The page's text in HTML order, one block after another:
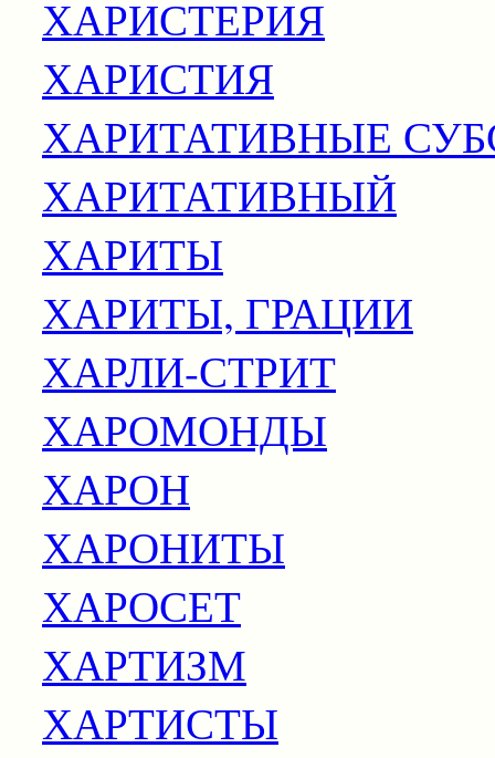
ХАРИСТЕРИЯ
ХАРИСТИЯ
ХАРИТАТИВНЫЕ
ХАРИТАТИВНЫЙ
ХАРИТЫ
ХАРИТЫ, ГРАЦИИ
ХАРЛИ-СТРИТ
ХАРОМОНДЫ
ХАРОН
ХАРОНИТЫ
ХАРОСЕТ
ХАРТИЗМ
ХАРТИСТЫ